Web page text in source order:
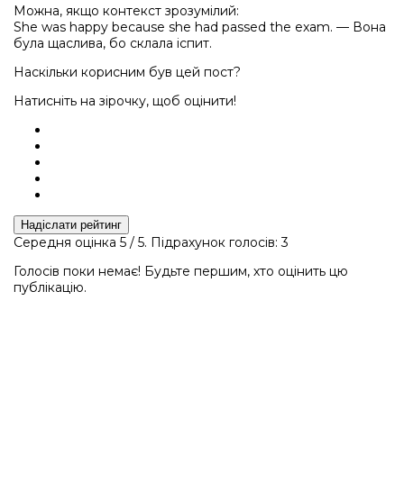
Можна, якщо контекст зрозумілий:
She was happy because she had passed the exam. — Вона
була щаслива, бо склала іспит.
Наскільки корисним був цей пост?
Натисніть на зірочку, щоб оцінити!
Надіслати рейтинг
Середня оцінка 5 / 5. Підрахунок голосів:3
Голосів поки немає! Будьте першим, хто оцінить цю
публікацію.